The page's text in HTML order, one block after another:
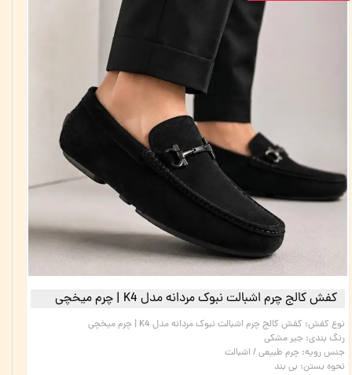
کفش کالج چرم اشبالت نبوک مردانه مدل K4 | چرم میخچی
نوع کفش: کفش کالج چرم اشبالت نبوک مردانه مدل K4 | چرم میخچی
رنگ بندی: جیر مشکی
جنس رویه: چرم طبیعی / اشبالت
نحوه بستن: بی بند